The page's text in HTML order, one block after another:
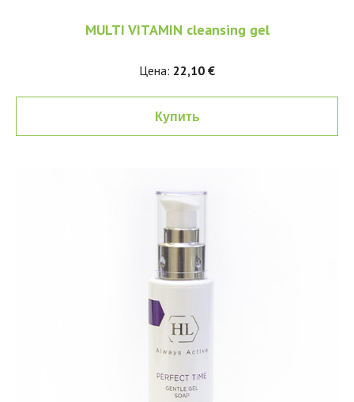
MULTI VITAMIN cleansing gel
Цена: 22,10 €
Купить